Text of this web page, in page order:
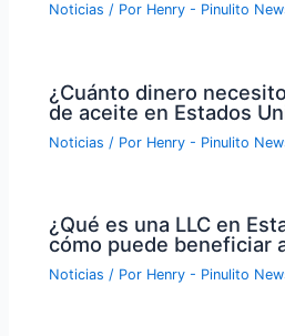
Noticias / Por Henry - Pinulito
¿Cuánto dinero
de aceite en Estados
Noticias / Por Henry - Pinulito
¿Qué es una LLC en
cómo puede beneficiar
Noticias / Por Henry - Pinulito